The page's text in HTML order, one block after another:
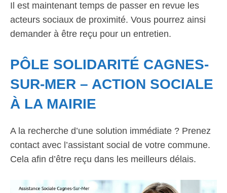
Il est maintenant temps de passer en revue les
acteurs sociaux de proximité. Vous pourrez ainsi
demander à être reçu pour un entretien.
PÔLE SOLIDARITÉ CAGNES-
SUR-MER – ACTION SOCIALE
À LA MAIRIE
A la recherche d’une solution immédiate ? Prenez
contact avec l’assistant social de votre commune.
Cela afin d’être reçu dans les meilleurs délais.